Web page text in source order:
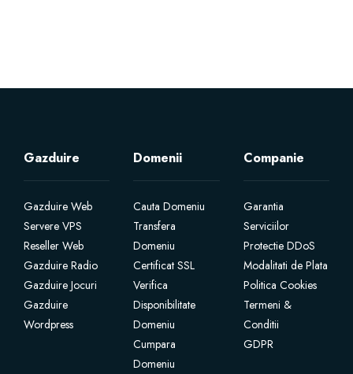
Gazduire
Gazduire Web
Servere VPS
Reseller Web
Gazduire Radio
Gazduire Jocuri
Gazduire
Wordpress
Domenii
Cauta Domeniu
Transfera
Domeniu
Certificat SSL
Verifica
Disponibilitate
Domeniu
Cumpara
Domeniu
Companie
Garantia
Serviciilor
Protectie DDoS
Modalitati de Plata
Politica Cookies
Termeni &
Conditii
GDPR